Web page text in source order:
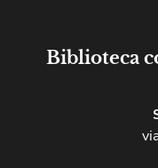
Biblioteca